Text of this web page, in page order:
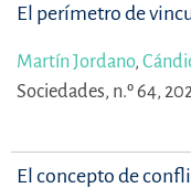
El perímetro de
Martín Jordano,
Sociedades, n.º 64,
El concepto de